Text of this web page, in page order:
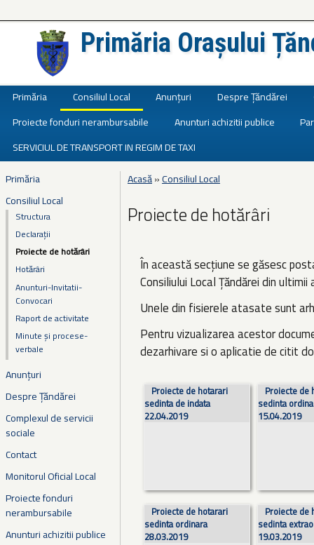
Primăria Orașului
Primăria Consiliul Local Anunțuri Despre Țăndărei
Proiecte fonduri nerambursabile
Anunturi achizitii publice
SERVICIUL DE TRANSPORT IN REGIM DE TAXI
Primăria
Consiliul Local
Structura
Declarații
Proiecte de hotărâri
Hotărâri
Anunturi-Invitatii-
Convocari
Raport de activitate
Minute și procese-
verbale
Anunțuri
Despre Țăndărei
Complexul de servicii
sociale
Contact
Monitorul Oficial Local
Proiecte fonduri
nerambursabile
Anunturi achizitii publice
Eşti aici
Acasă»Consiliul Local
Proiecte de hotărâri
În această secțiune se găsesc
Consiliului Local Țăndărei din ultimii
Unele din fisierele atasate sunt
Pentru vizualizarea acestor
dezarhivare si o aplicatie de citit
Proiecte de hotarari
sedinta de indata
22.04.2019
Proiecte de
sedinta
15.04.2019
Proiecte de hotarari
sedinta ordinara
28.03.2019
Proiecte de
sedinta
19.03.2019
Pagini